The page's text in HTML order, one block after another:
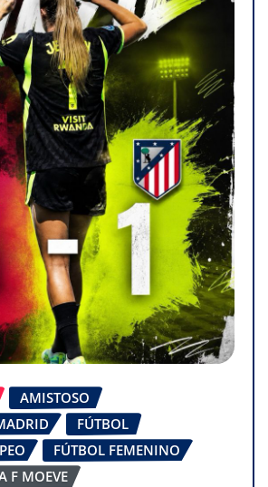
AMISTOSO
FÚTBOL
FÚTBOL FEMENINO
F MOEVE